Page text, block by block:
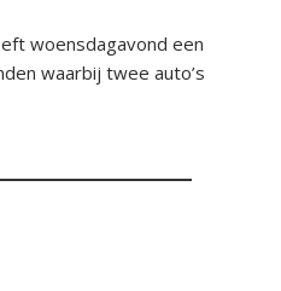
woensdagavond een
waarbij twee auto’s